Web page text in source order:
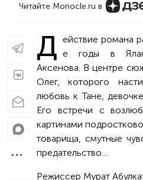
Читайте Monocle.ru в
Д ействие романа
е годы в
Аксенова. В центре
Олег, которого
любовь к Тане,
Его встречи с
картинами
товарища, смутные
предательство…
Режиссер Мурат